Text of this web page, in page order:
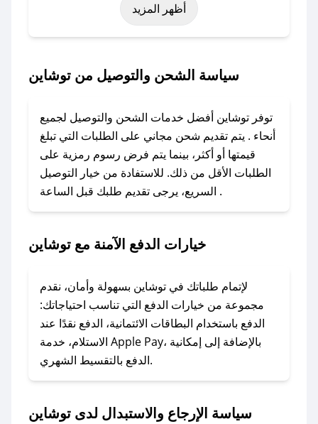
اليوم الوطني، يوم التأسيس، أو حتى عروض خاصة
باستخدام تطبيق صحصح، يمكنك العثور بسهولة على
تواصل معنا عبر تويتر أو البريد الإلكتروني لإضافته
بسرعة.
### كيفية استخدام كود خصم توشاين؟
1. انسخ كود الخصم من تطبيق صحصح.
2. الصقه في خانة الدفع عند التسوق من توشاين.
### ماذا أفعل إذا لم يعمل كود الخصم؟
الرسائل الخاصة على تويتر أو البريد الإلكتروني،
وسنقوم بحل المشكلة في أسرع وقت ممكن.
### ماذا أفعل إذا لم أجد كود خصم لمتجري
المفضل؟
في حال عدم توفر كوبونات لمتجرك المفضل، يمكنك
أسرع وقت ممكن.
أظهر المزيد
سياسة الشحن والتوصيل من توشاين
توفر توشاين أفضل خدمات الشحن والتوصيل لجميع
أنحاء . يتم تقديم شحن مجاني على الطلبات التي تبلغ
قيمتها أو أكثر، بينما يتم فرض رسوم رمزية على
الطلبات الأقل من ذلك. للاستفادة من خيار التوصيل
السريع، يرجى تقديم طلبك قبل الساعة .
خيارات الدفع الآمنة مع توشاين
لإتمام طلباتك في توشاين بسهولة وأمان، نقدم
مجموعة من خيارات الدفع التي تناسب احتياجاتك:
الدفع باستخدام البطاقات الائتمانية، الدفع نقدًا عند
الاستلام، خدمة Apple Pay، بالإضافة إلى إمكانية
الدفع بالتقسيط الشهري.
سياسة الإرجاع والاستبدال لدى توشاين